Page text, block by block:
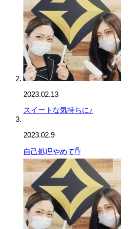
2023.02.13
スイートな気持ちに♪
2023.02.9
自己処理やめて✋